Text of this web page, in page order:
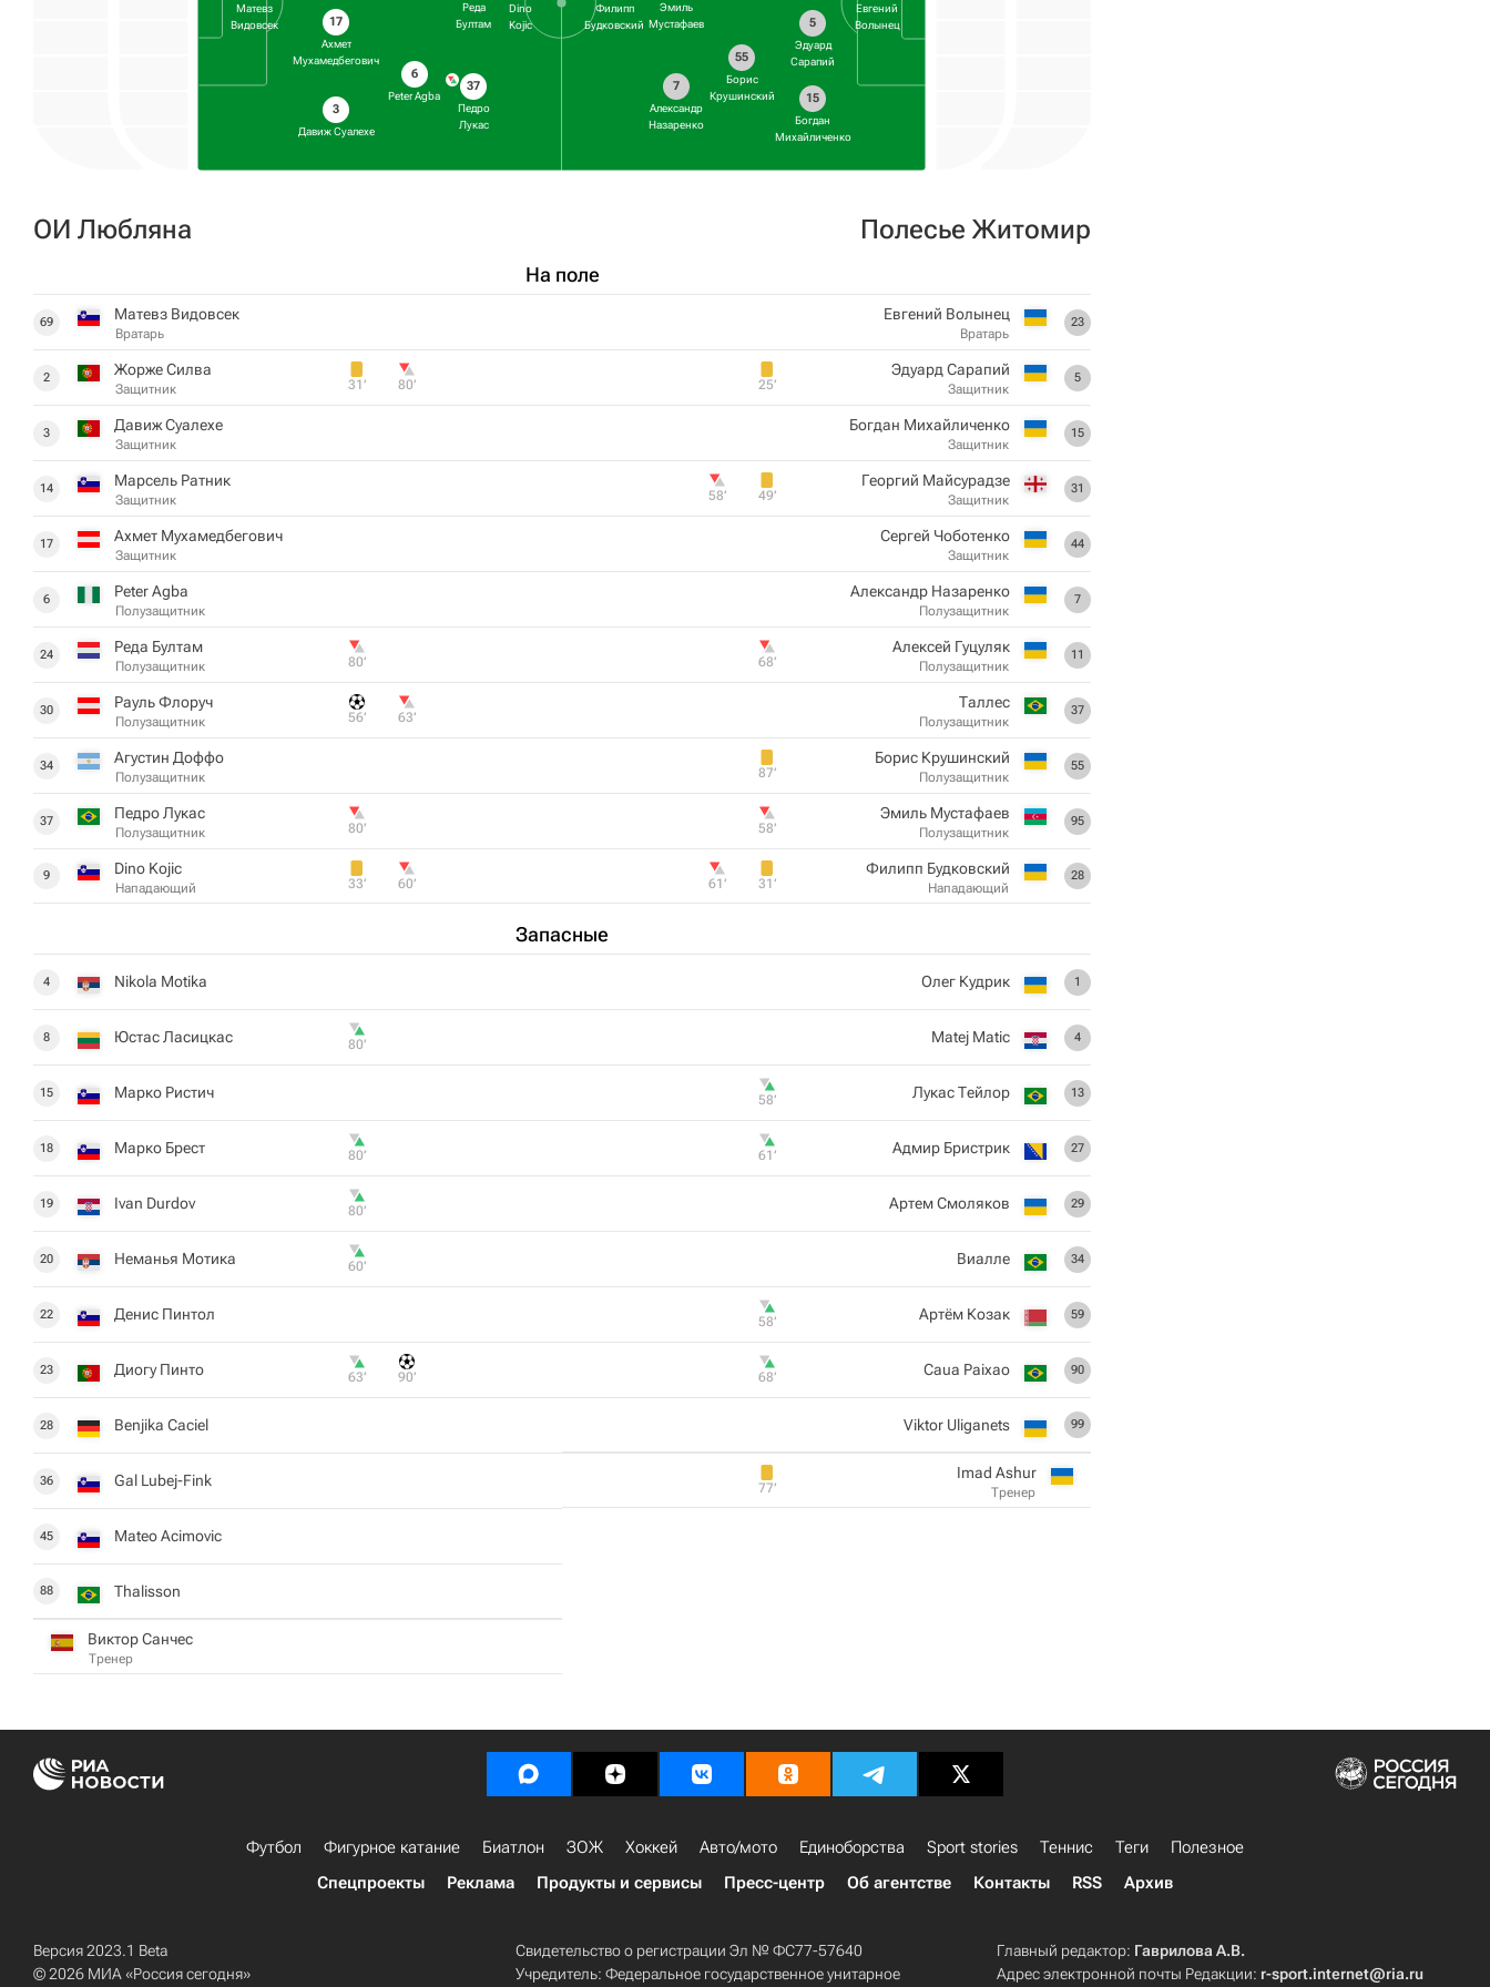
Матевз
Видовсек
17
Ахмет
Мухамедбегович
3
Давиж Суалехе
6
Peter Agba
Реда
Бултам
37
Педро
Лукас
Dino
Kojic
Евгений
Волынец
5
Эдуард
Сарапий
15
Богдан
Михайличенко
55
Борис
Крушинский
Эмиль
Мустафаев
7
Александр
Назаренко
Филипп
Будковский
ОИ Любляна
На поле
69 Матевз Видовсек
Вратарь
2 Жорже Силва
Защитник 31‎’‎ 80‎’‎
3 Давиж Суалехе
Защитник
14 Марсель Ратник
Защитник
17 Ахмет Мухамедбегович
Защитник
6 Peter Agba
Полузащитник
24 Реда Бултам
Полузащитник 80‎’‎
30 Рауль Флоруч
Полузащитник 56‎’‎ 63‎’‎
34 Агустин Доффо
Полузащитник
37 Педро Лукас
Полузащитник 80‎’‎
9 Dino Kojic
Нападающий 33‎’‎ 60‎’‎
Запасные
4 Nikola Motika
8 Юстас Ласицкас 80‎’‎
15 Марко Ристич
18 Марко Брест 80‎’‎
19 Ivan Durdov 80‎’‎
20 Неманья Мотика 60‎’‎
22 Денис Пинтол
23 Диогу Пинто 63‎’‎ 90‎’‎
28 Benjika Caciel
36 Gal Lubej-Fink
45 Mateo Acimovic
88 Thalisson
Виктор Санчес
Тренер
Полесье Житомир
23
Евгений Волынец
Вратарь
5
Эдуард Сарапий
Защитник
25‎’‎
15
Богдан Михайличенко
Защитник
31
Георгий Майсурадзе
Защитник
49‎’‎
58‎’‎
44
Сергей Чоботенко
Защитник
7
Александр Назаренко
Полузащитник
11
Алексей Гуцуляк
Полузащитник
68‎’‎
37
Таллес
Полузащитник
55
Борис Крушинский
Полузащитник
87‎’‎
95
Эмиль Мустафаев
Полузащитник
58‎’‎
28
Филипп Будковский
Нападающий
31‎’‎
61‎’‎
1
Олег Кудрик
4
Matej Matic
13
Лукас Тейлор
58‎’‎
27
Адмир Бристрик
61‎’‎
29
Артем Смоляков
34
Виалле
59
Артём Козак
58‎’‎
90
Caua Paixao
68‎’‎
99
Viktor Uliganets
Imad Ashur
Тренер
77‎’‎
Футбол Фигурное катание Биатлон ЗОЖ Хоккей Авто/мото Единоборства Sport stories Теннис Теги
Полезное
Спецпроекты
Реклама Продукты и сервисы Пресс-центр Об агентстве Контакты RSS Архив
Версия 2023.1 Beta
© 2026 МИА «Россия сегодня»
Свидетельство о регистрации Эл № ФС77-57640
Учредитель: Федеральное государственное унитарное
Главный редактор: Гаврилова А.В.
Адрес электронной почты Редакции: r-sport.internet@ria.ru